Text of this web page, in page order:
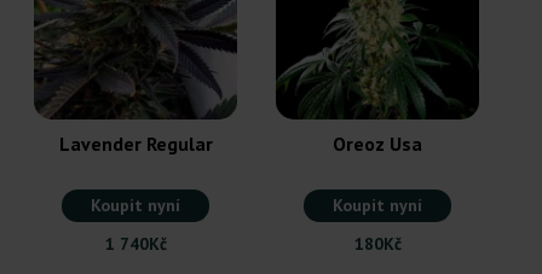
Lavender Regular
Koupit nyní
1 740Kč
Oreoz Usa
Koupit nyní
180Kč